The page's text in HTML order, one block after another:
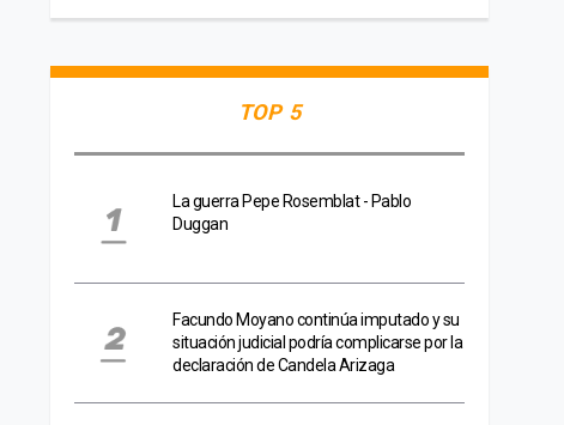
TOP 5
La guerra Pepe Rosemblat - Pablo
Duggan
Facundo Moyano continúa imputado y su
situación judicial podría complicarse por la
declaración de Candela Arizaga